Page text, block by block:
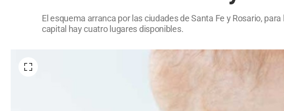
El esquema arranca por las ciudades de Santa Fe y Rosario,
capital hay cuatro lugares disponibles.